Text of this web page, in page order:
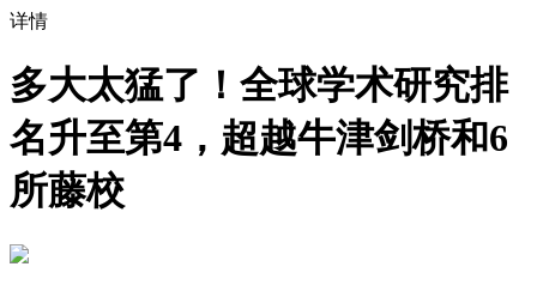
详情
多大太猛了！全球学术研究排
名升至第4，超越牛津剑桥和6
所藤校